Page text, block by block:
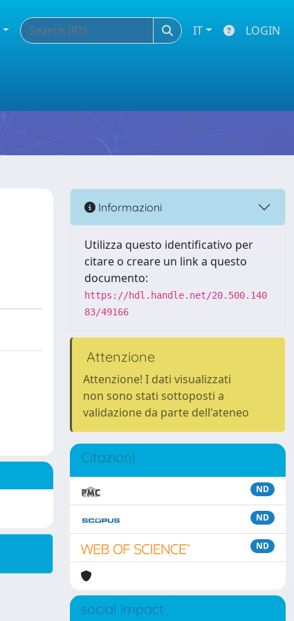
IT LOGIN
Informazioni
Utilizza questo identificativo per
citare o creare un link a questo
documento:
https://hdl.handle.net/20.500.140
83/49166
Attenzione
Attenzione! I dati visualizzati
non sono stati sottoposti a
validazione da parte dell'ateneo
Citazioni
ND
ND
ND
social impact